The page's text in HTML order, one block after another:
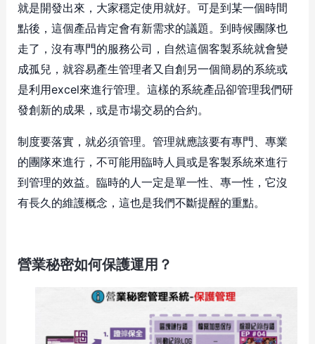
就是開發出來，大家穩定使用就好。可是到某一個時間
點後，這個產品肯定會有新需求的議題。到時候團隊也
走了，沒有專門的服務公司，自然這個客製系統就會變
成孤兒，就容易產生管理者又自創另一個簡易的系統或
是利用excel來進行管理。這樣的系統產品卻管理我們研
發創新的成果，或是市場交易的合約。
制度要落實，就必須管理。管理就應該要有專門、專業
的團隊來進行，不可能用臨時人員或是客製系統來進行
到管理的效益。臨時的人一定是單一性、專一性，它沒
有長久的維護概念，這也是我們不斷提醒的重點。
營業秘密如何保護運用？